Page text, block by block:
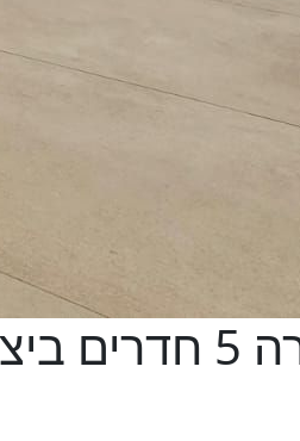
דירה 5